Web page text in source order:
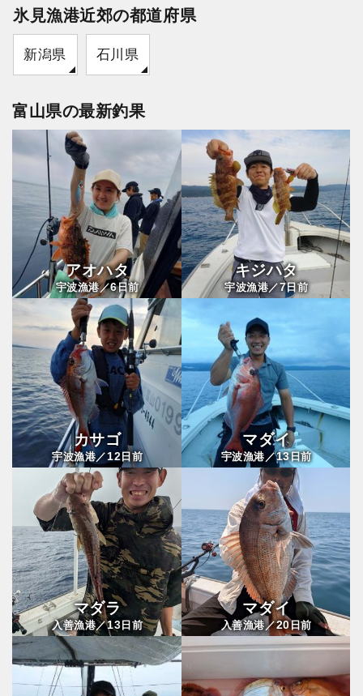
氷見漁港近郊の都道府県
新潟県 石川県
富山県の最新釣果
アオハタ
宇波漁港／6日前
キジハタ
宇波漁港／7日前
カサゴ
宇波漁港／ 12日前
マダイ
宇波漁港／13日前
マダラ
入善漁港／13 日前
マダイ
入善漁港／20日前